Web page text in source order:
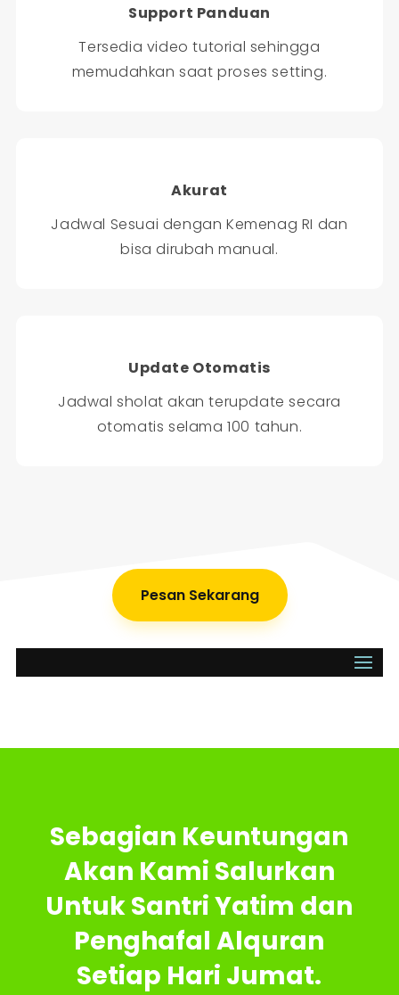
Support Panduan
Tersedia video tutorial sehingga
memudahkan saat proses setting.
Akurat
Jadwal Sesuai dengan Kemenag RI dan
bisa dirubah manual.
Update Otomatis
Jadwal sholat akan terupdate secara
otomatis selama 100 tahun.
Pesan Sekarang
Sebagian Keuntungan
Akan Kami Salurkan
Untuk Santri Yatim dan
Penghafal Alquran
Setiap Hari Jumat.